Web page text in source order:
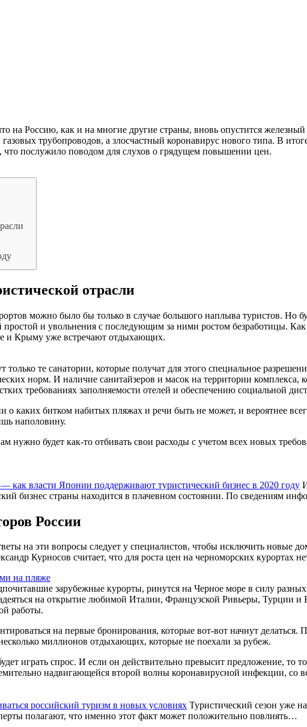
на Россию, как и на многие другие страны, вновь опустится
трубопроводов, а злосчастный коронавирус нового типа. В
что послужило поводом для слухов о грядущем повышении цен.
отрасли
можно было бы только в случае большого наплыва туристов. Но
и увольнения с последующим за ними ростом безработицы.
и Крыму уже встречают отдыхающих.
только те санатории, которые получат для этого специальное
норм. И наличие санитайзеров и масок на территории комплекса,
требованиях заполняемости отелей и обеспечению социальной
о каких битком набитых пляжах и речи быть не может, и вероятнее
наполовину.
нужно будет как-то отбивать свои расходы с учетом всех новых
как власти Японии поддерживают туристический бизнес в 2020 году
бизнес страны находится в плачевном состоянии. По сведениям
России
на эти вопросы следует у специалистов, чтобы исключить новые
Курносов считает, что для роста цен на черноморских курортах
зарубежные курорты, ринутся на Черное море в силу
на открытие любимой Италии, Французской Ривьеры, Турции и
работы.
на первые бронирования, которые вот-вот начнут
миллионов отдыхающих, которые не поехали за рубеж.
играть спрос. И если он действительно превысит предложение, то
надвигающейся второй волны коронавирусной инфекции,
российский туризм в новых условиях Туристический сезон уже
полагают, что именно этот факт может положительно повлиять…